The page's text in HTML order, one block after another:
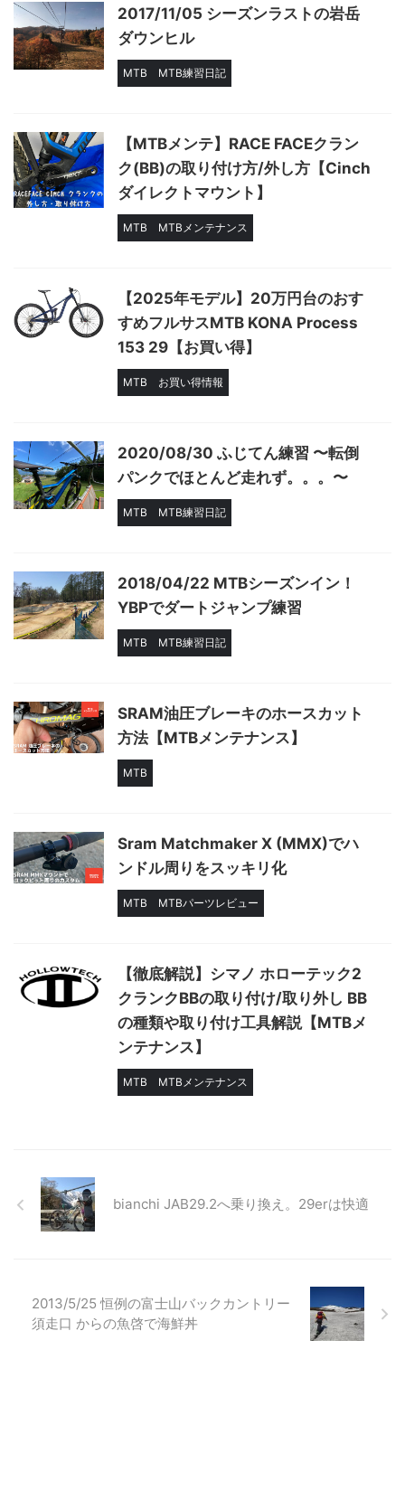
2017/11/05 シーズンラストの岩岳
ダウンヒル
MTB MTB練習日記
【MTBメンテ】RACE FACEクラン
ク(BB)の取り付け方/外し方【Cinch
ダイレクトマウント】
MTB MTBメンテナンス
【2025年モデル】20万円台のおす
すめフルサスMTB KONA Process
153 29【お買い得】
MTB お買い得情報
2020/08/30 ふじてん練習 〜転倒
パンクでほとんど走れず。。。〜
MTB MTB練習日記
2018/04/22 MTBシーズンイン！
YBPでダートジャンプ練習
MTB MTB練習日記
SRAM油圧ブレーキのホースカット
方法【MTBメンテナンス】
MTB
Sram Matchmaker X (MMX)でハ
ンドル周りをスッキリ化
MTB MTBパーツレビュー
【徹底解説】シマノ ホローテック2
クランクBBの取り付け/取り外し BB
の種類や取り付け工具解説【MTBメ
ンテナンス】
MTB MTBメンテナンス
bianchi JAB29.2へ乗り換え。29erは快適
2013/5/25 恒例の富士山バックカントリー
須走口 からの魚啓で海鮮丼